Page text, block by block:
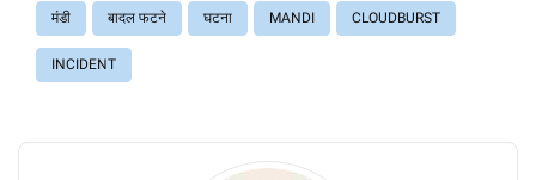
मंडी बादल फटने घटना MANDI CLOUDBURST
INCIDENT